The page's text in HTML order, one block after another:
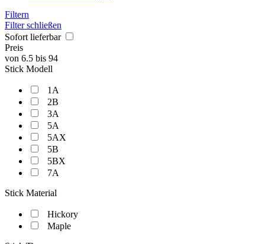
Filtern
Filter schließen
Sofort lieferbar
Preis
von 6.5 bis 94
Stick Modell
1A
2B
3A
5A
5AX
5B
5BX
7A
Stick Material
Hickory
Maple